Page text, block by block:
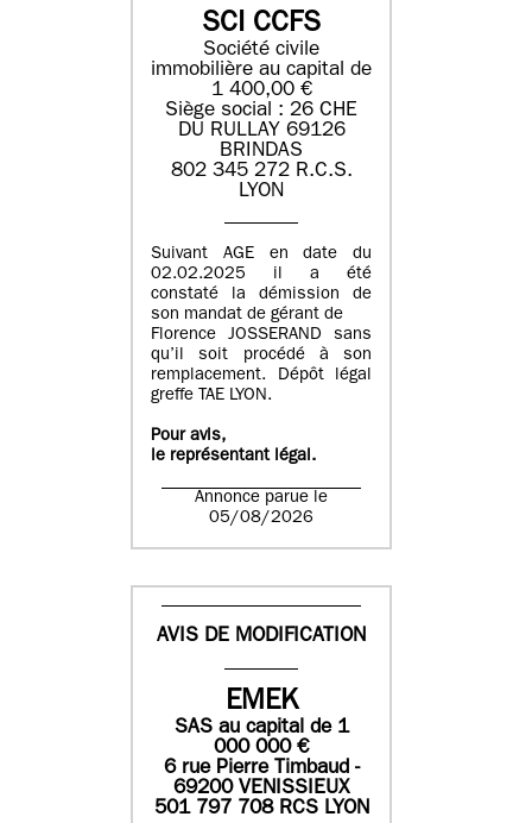
SCI CCFS
Société civile
immobilière au capital de
1 400,00 €
Siège social : 26 CHE
DU RULLAY 69126
BRINDAS
802 345 272 R.C.S.
LYON
Suivant AGE en date du
02.02.2025 il a été
constaté la démission de
son mandat de gérant de
Florence JOSSERAND sans
qu’il soit procédé à son
remplacement. Dépôt légal
greffe TAE LYON.
Pour avis,
le représentant légal.
Annonce parue le
05/08/2026
AVIS DE MODIFICATION
EMEK
SASau capital de 1
000 000€
6 rue Pierre Timbaud -
69200 VENISSIEUX
501 797 708 RCS LYON